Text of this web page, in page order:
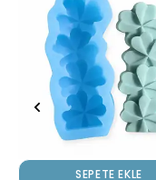
SEPETE EKLE